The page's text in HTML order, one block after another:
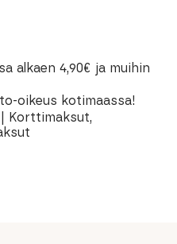
alkaen 4,90€ ja muihin
oikeus kotimaassa!
Korttimaksut,